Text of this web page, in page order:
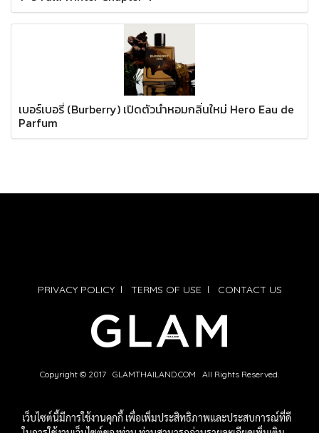
เบอร์เบอรี่ (Burberry) เปิดตัวน้ำหอมกลิ่นใหม่ Hero Eau de
Parfum
PRIVACY POLICYl TERMS OF USE l CONTACT US
Copyright © 2017 GLAMTHAILAND.COM All Rights Reserved.
เว็บไซต์นี้มีการใช้งานคุกกี้ เพื่อเพิ่มประสิทธิภาพและประสบการณ์ที่ดี